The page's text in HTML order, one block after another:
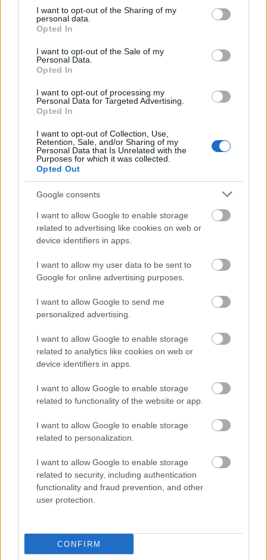
not limited to your visit or usage behaviour. You may click to
grant or deny consent to Google and its third-party tags to
use your data for below specified purposes in below Google
consent section.
I want to opt-out of the Sharing of my
personal data.
Opted In
I want to opt-out of the Sale of my
Personal Data.
Opted In
I want to opt-out of processing my
Personal Data for Targeted Advertising.
Opted In
I want to opt-out of Collection, Use,
Retention, Sale, and/or Sharing of my
Personal Data that Is Unrelated with the
Purposes for which it was collected.
Opted Out
Google consents
I want to allow Google to enable storage
related to advertising like cookies on web or
device identifiers in apps.
I want to allow my user data to be sent to
Google for online advertising purposes.
I want to allow Google to send me
personalized advertising.
I want to allow Google to enable storage
related to analytics like cookies on web or
device identifiers in apps.
I want to allow Google to enable storage
related to functionality of the website or app.
I want to allow Google to enable storage
related to personalization.
I want to allow Google to enable storage
related to security, including authentication
functionality and fraud prevention, and other
user protection.
CONFIRM
ΟΠΕΚΑ: Μηνιαίο επίδομα έως 210
ευρώ - Πώς θα τα πάρετε
Τι σημαίνει η λέξη «σιγαλός»
Προσωπικός Βοηθός: Ανοίγουν οι
αιτήσεις στις 24 Αυγούστου – Τι
αλλάζει στο πρόγραμμα
Σωφρονιστικά καταστήματα: 416
προσλήψεις χωρίς πτυχίο - Πού κάνετε
αίτηση
Κυκλοφοριακές ρυθμίσεις Τραμ ΜΜΜ
Κοινωνία